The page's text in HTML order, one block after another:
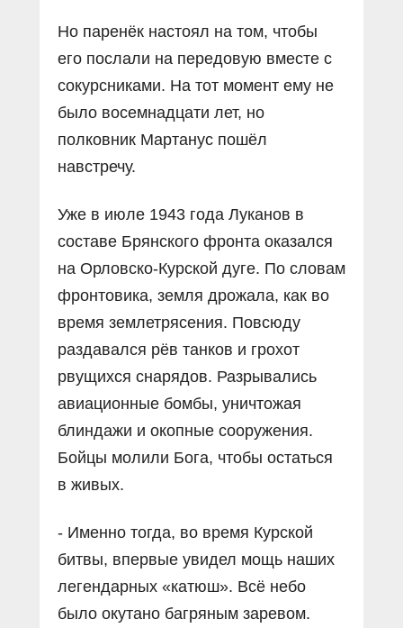
Но паренёк настоял на том, чтобы
его послали на передовую вместе с
сокурсниками. На тот момент ему не
было восемнадцати лет, но
полковник Мартанус пошёл
навстречу.
Уже в июле 1943 года Луканов в
составе Брянского фронта оказался
на Орловско-Курской дуге. По словам
фронтовика, земля дрожала, как во
время землетрясения. Повсюду
раздавался рёв танков и грохот
рвущихся снарядов. Разрывались
авиационные бомбы, уничтожая
блиндажи и окопные сооружения.
Бойцы молили Бога, чтобы остаться
в живых.
- Именно тогда, во время Курской
битвы, впервые увидел мощь наших
легендарных «катюш». Всё небо
было окутано багряным заревом.